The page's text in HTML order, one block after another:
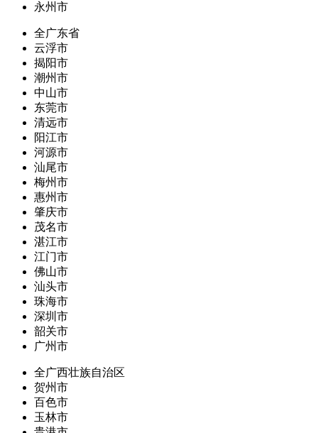
永州市
全广东省
云浮市
揭阳市
潮州市
中山市
东莞市
清远市
阳江市
河源市
汕尾市
梅州市
惠州市
肇庆市
茂名市
湛江市
江门市
佛山市
汕头市
珠海市
深圳市
韶关市
广州市
全广西壮族自治区
贺州市
百色市
玉林市